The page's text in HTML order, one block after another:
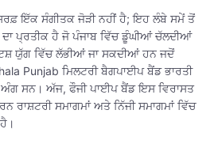
ਇੱਕ ਸੰਗੀਤਕ ਜੋੜੀ ਨਹੀਂ ਹੈ; ਇਹ ਲੰਬੇ ਸਮੇਂ ਤੋਂ
ਦਾ ਪ੍ਰਤੀਕ ਹੈ ਜੋ ਪੰਜਾਬ ਵਿੱਚ ਡੂੰਘੀਆਂ ਚੱਲਦੀਆਂ
ਯੁੱਗ ਵਿੱਚ ਲੱਭੀਆਂ ਜਾ ਸਕਦੀਆਂ ਹਨ ਜਦੋਂ
Punjab ਮਿਲਟਰੀ ਬੈਗਪਾਈਪ ਬੈਂਡ ਭਾਰਤੀ
ਅੰਗ ਸਨ। ਅੱਜ, ਫੌਜੀ ਪਾਈਪ ਬੈਂਡ ਇਸ ਵਿਰਾਸਤ
ਰਾਸ਼ਟਰੀ ਸਮਾਗਮਾਂ ਅਤੇ ਨਿੱਜੀ ਸਮਾਗਮਾਂ ਵਿੱਚ